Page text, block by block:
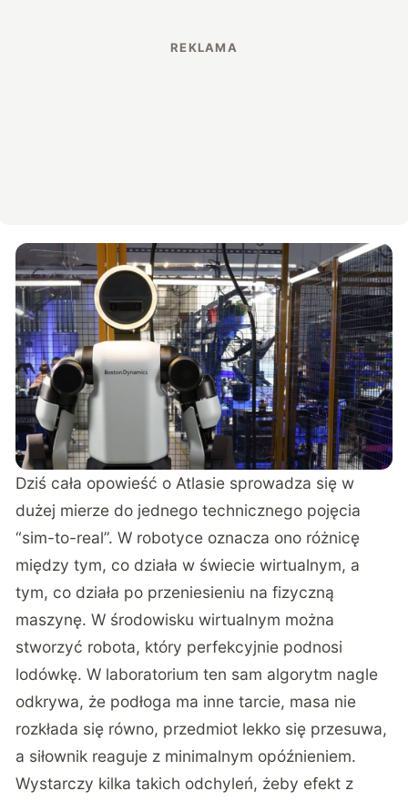
Dziś cała opowieść o Atlasie sprowadza się w
dużej mierze do jednego technicznego pojęcia
“sim-to-real”. W robotyce oznacza ono różnicę
między tym, co działa w świecie wirtualnym, a
tym, co działa po przeniesieniu na fizyczną
maszynę. W środowisku wirtualnym można
stworzyć robota, który perfekcyjnie podnosi
lodówkę. W laboratorium ten sam algorytm nagle
odkrywa, że podłoga ma inne tarcie, masa nie
rozkłada się równo, przedmiot lekko się przesuwa,
a siłownik reaguje z minimalnym opóźnieniem.
Wystarczy kilka takich odchyleń, żeby efekt z